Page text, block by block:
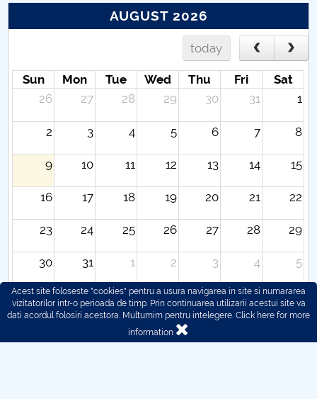
AUGUST 2026
today
Sun Mon Tue Wed Thu Fri
Sat
26
27 28 29 30 31 1
2 3 4 5 6 7 8
9 10 11 12 13 14 15
16 17 18 19 20 21 22
23 24 25 26 27 28 29
30 31 1 2 3 4 5
Acest site foloseste "cookies" pentru a usura navigarea in site si numararea
vizitatorilor intr-o perioada de timp. Prin continuarea utilizarii acestui site va
dati acordul folosiri acestora. Multumim pentru intelegere. Click here for more
information